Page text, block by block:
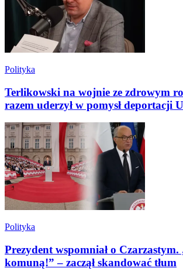
Polityka
Terlikowski na wojnie ze zdrowym
razem uderzył w pomysł deportacji
Polityka
Prezydent wspomniał o Czarzastym.
komuną!” – zaczął skandować tłum